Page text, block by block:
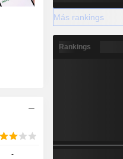
-
Más rankings
Rankings